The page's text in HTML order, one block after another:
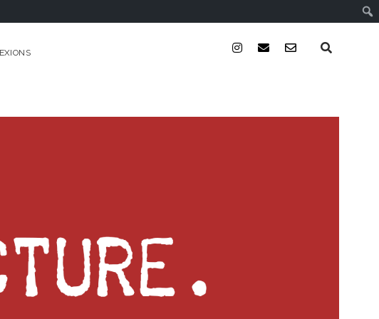
instagram
emailemail-